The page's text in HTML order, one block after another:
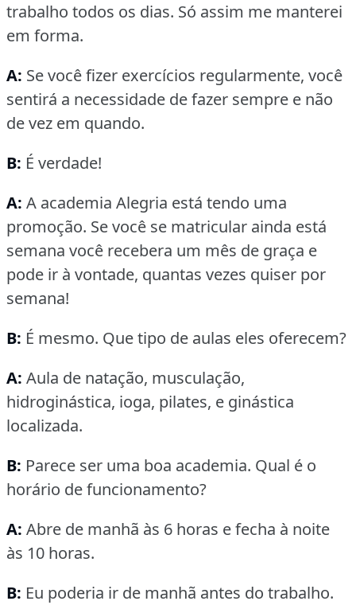
trabalho todos os dias. Só assim me manterei
em forma.
A: Se você fizer exercícios regularmente, você
sentirá a necessidade de fazer sempre e não
de vez em quando.
B: É verdade!
A: A academia Alegria está tendo uma
promoção. Se você se matricular ainda está
semana você recebera um mês de graça e
pode ir à vontade, quantas vezes quiser por
semana!
B: É mesmo. Que tipo de aulas eles oferecem?
A: Aula de natação, musculação,
hidroginástica, ioga, pilates, e ginástica
localizada.
B: Parece ser uma boa academia. Qual é o
horário de funcionamento?
A: Abre de manhã às 6 horas e fecha à noite
às 10 horas.
B: Eu poderia ir de manhã antes do trabalho.